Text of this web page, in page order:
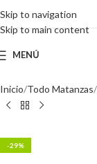
Skip to navigation
Skip to main content
MENÚ
Inicio Todo Matanzas
-29%